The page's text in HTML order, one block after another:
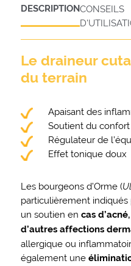
DESCRIPTIONCONSEILS
Le draineur
du terrain
Apaisant des
Soutient du
Régulateur de
Effet tonique doux
Les bourgeons d’Orme (
particulièrement
un soutien en cas
d’autres affections
allergique ou
également une